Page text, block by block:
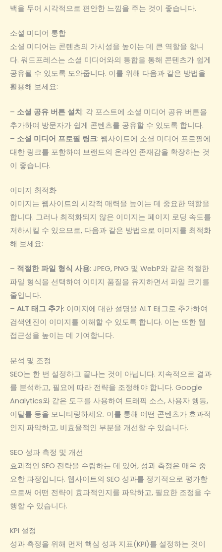
백을 두어 시각적으로 편안한 느낌을 주는 것이 좋습니다.
소셜 미디어 통합
소셜 미디어는 콘텐츠의 가시성을 높이는 데 큰 역할을 합니
다. 워드프레스는 소셜 미디어와의 통합을 통해 콘텐츠가 쉽게
공유될 수 있도록 도와줍니다. 이를 위해 다음과 같은 방법을
활용해 보세요:
– 소셜 공유 버튼 설치: 각 포스트에 소셜 미디어 공유 버튼을
추가하여 방문자가 쉽게 콘텐츠를 공유할 수 있도록 합니다.
– 소셜 미디어 프로필 링크: 웹사이트에 소셜 미디어 프로필에
대한 링크를 포함하여 브랜드의 온라인 존재감을 확장하는 것
이 좋습니다.
이미지 최적화
이미지는 웹사이트의 시각적 매력을 높이는 데 중요한 역할을
합니다. 그러나 최적화되지 않은 이미지는 페이지 로딩 속도를
저하시킬 수 있으므로, 다음과 같은 방법으로 이미지를 최적화
해 보세요:
– 적절한 파일 형식 사용: JPEG, PNG 및 WebP와 같은 적절한
파일 형식을 선택하여 이미지 품질을 유지하면서 파일 크기를
줄입니다.
– ALT 태그 추가: 이미지에 대한 설명을 ALT 태그로 추가하여
검색엔진이 이미지를 이해할 수 있도록 합니다. 이는 또한 웹
접근성을 높이는 데 기여합니다.
분석 및 조정
SEO는 한 번 설정하고 끝나는 것이 아닙니다. 지속적으로 결과
를 분석하고, 필요에 따라 전략을 조정해야 합니다. Google
Analytics와 같은 도구를 사용하여 트래픽 소스, 사용자 행동,
이탈률 등을 모니터링하세요. 이를 통해 어떤 콘텐츠가 효과적
인지 파악하고, 비효율적인 부분을 개선할 수 있습니다.
SEO 성과 측정 및 개선
효과적인 SEO 전략을 수립하는 데 있어, 성과 측정은 매우 중
요한 과정입니다. 웹사이트의 SEO 성과를 정기적으로 평가함
으로써 어떤 전략이 효과적인지를 파악하고, 필요한 조정을 수
행할 수 있습니다.
KPI 설정
성과 측정을 위해 먼저 핵심 성과 지표(KPI)를 설정하는 것이